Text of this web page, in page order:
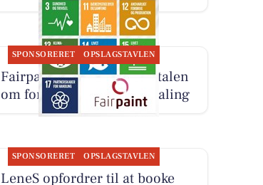
SPONSORERET OPSLAGSTAVLEN
Fairpaint ApS starter samtalen
om fortsat brug af plastmaling
SPONSORERET OPSLAGSTAVLEN
LeneS opfordrer til at booke